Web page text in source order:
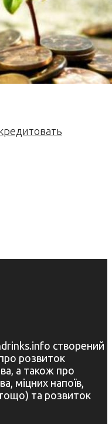
створений
розвиток
а також про
міцних напоїв,
тощо) та розвиток